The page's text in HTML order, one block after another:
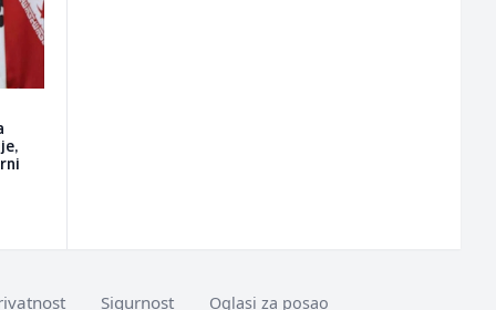
Sigurnost Oglasi za posao